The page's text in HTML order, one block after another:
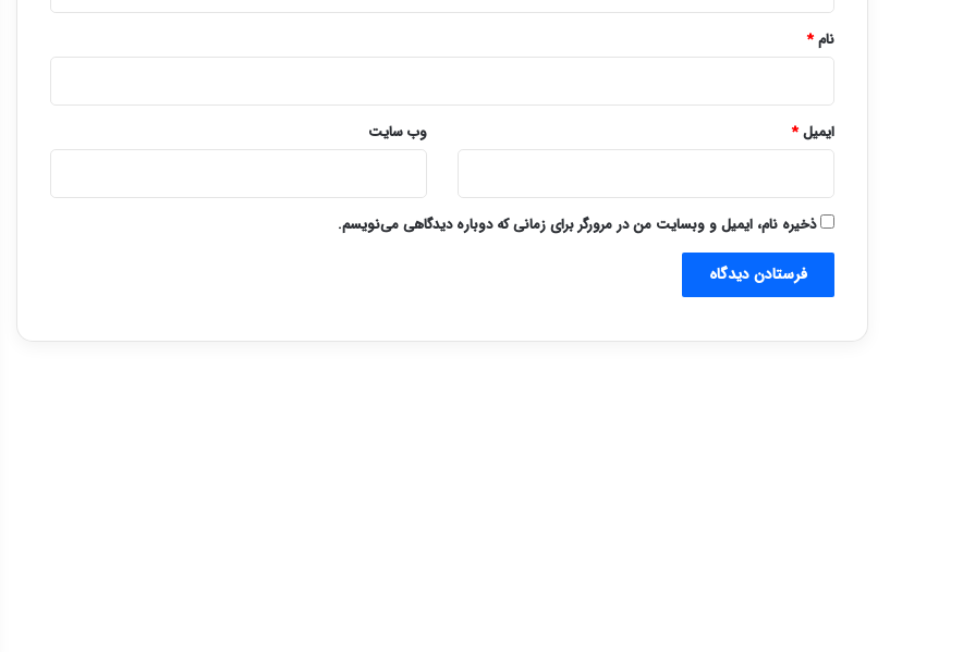
نام*
ایمیل* وب‌ سایت
ذخیره نام، ایمیل و وبسایت من در مرورگر برای زمانی که دوباره دیدگاهی می‌نویسم.